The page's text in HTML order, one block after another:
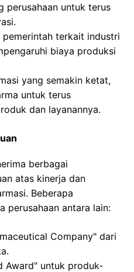
perusahaan untuk terus
terkait industri
biaya produksi
yang semakin ketat,
untuk terus
dan layanannya.
berbagai
atas kinerja dan
Beberapa
perusahaan antara lain:
Company" dari
Award" untuk produk-